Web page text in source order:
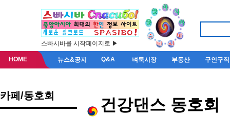
스빠시바를 시작페이지로 ▶
HOME 뉴스&공지 Q&A 벼룩시장 부동산 구인구직
카페/동호회 건강댄스 동호회